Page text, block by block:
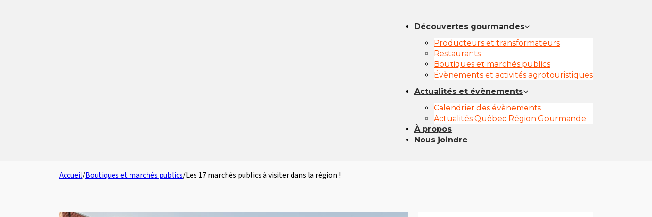
Découvertes gourmandes
Producteurs et transformateurs
Restaurants
Boutiques et marchés publics
Évènements et activités agrotouristiques
Actualités et évènements
Calendrier des évènements
Actualités Québec Région Gourmande
À propos
Nous joindre
Accueil/Boutiques et marchés publics/Les 17 marchés publics à visiter dans la région !